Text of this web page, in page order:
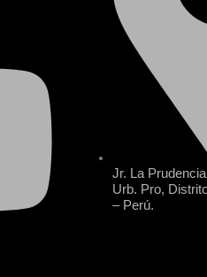
Jr. La
Urb. Pro,
– Perú.